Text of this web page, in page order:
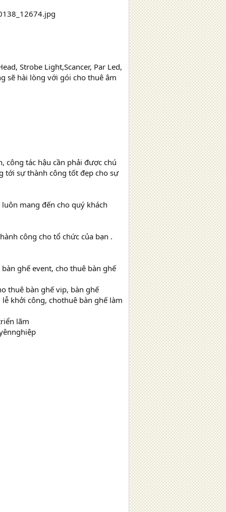
Strobe Light,Scancer, Par Led,
sẽ hài lòng với gói cho thuê âm
công tác hậu cần phải được chú
tới sự thành công tốt đẹp cho sự
mang đến cho quý khách
công cho tổ chức của bạn .
ghế event, cho thuê bàn ghế
thuê bàn ghế vip, bàn ghế
khởi công, chothuê bàn ghế làm
lãm